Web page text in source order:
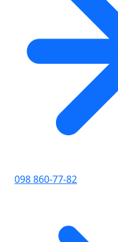
098 860-77-82